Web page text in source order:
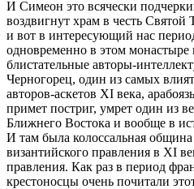
И Симеон это всячески
воздвигнут храм в честь
и вот в интересующий нас
одновременно в этом монастыре
блистательные авторы-
Черногорец, один из самых
авторов-аскетов XI века,
примет постриг, умрет один из
Ближнего Востока и вообще в
И там была колоссальная
византийского правления в XI
правления. Как раз в период
крестоносцы очень почитали